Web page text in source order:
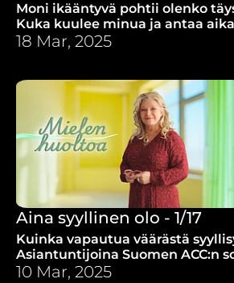
Moni ikääntyvä pohtii olenko
Kuka kuulee minua ja antaa
jäänyt yksin? Ja miten selviän,
sairastuu?
18 Mar, 2025
Aina syyllinen olo - 1/17
Kuinka vapautua väärästä
Asiantuntijoina Suomen ACC:n
Saara Kinnunen ja
10 Mar, 2025